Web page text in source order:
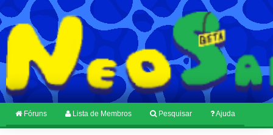
Fóruns Lista de Membros Pesquisar Ajuda